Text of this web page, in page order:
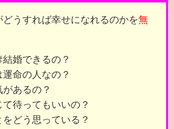
どうすれば幸せになれるのかを無
結婚できるの？
運命の人なの？
があるの？
て待ってもいいの？
をどう思っている？